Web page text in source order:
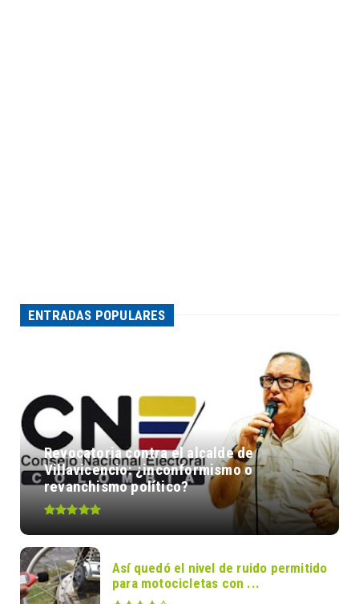
ENTRADAS POPULARES
Revocatoria contra el alcalde de
Villavicencio: ¿inconformismo o
revanchismo político?
Así quedó el nivel de ruido permitido
para motocicletas con ...